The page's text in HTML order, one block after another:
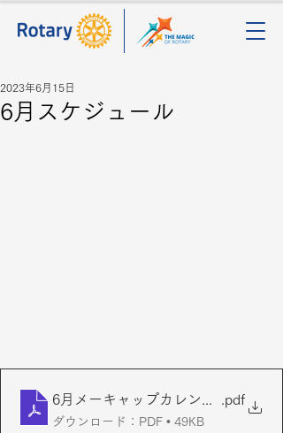
6月スケジュール
2023年6月15日
6月メーキャップカレンダー（2022-
.pdf
ダウンロード：PDF • 49KB